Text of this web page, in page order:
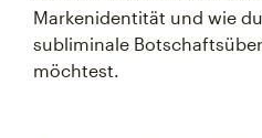
Markenidentität und wie
subliminale
möchtest.